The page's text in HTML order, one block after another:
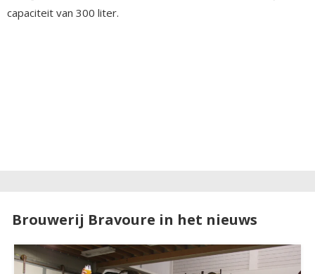
capaciteit van 300 liter.
Brouwerij Bravoure in het nieuws